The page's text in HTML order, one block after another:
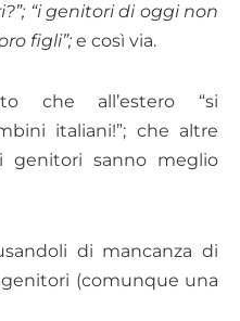
“i genitori di oggi non
figli”; e così via.
che all’estero “si
italiani!”; che altre
sanno meglio
di mancanza di
(comunque una